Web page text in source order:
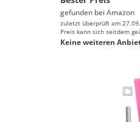
gefunden bei Amazon
zuletzt überprüft am
Preis kann sich seitdem
Keine weiteren